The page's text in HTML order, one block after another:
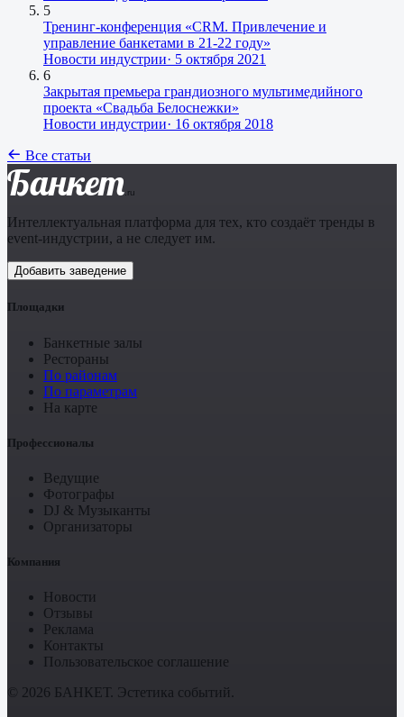
5
Тренинг-конференция «CRM. Привлечение и
управление банкетами в 21-22 году»
Новости индустрии· 5 октября 2021
6
Закрытая премьера грандиозного мультимедийного
проекта «Свадьба Белоснежки»
Новости индустрии· 16 октября 2018
Все статьи
Банкет.ru
Интеллектуальная платформа для тех, кто создаёт тренды в
event-индустрии, а не следует им.
Добавить заведение
Площадки
Банкетные залы
Рестораны
По районам
По параметрам
На карте
Профессионалы
Ведущие
Фотографы
DJ & Музыканты
Организаторы
Компания
Новости
Отзывы
Реклама
Контакты
Пользовательское соглашение
© 2026 БАНКЕТ. Эстетика событий.